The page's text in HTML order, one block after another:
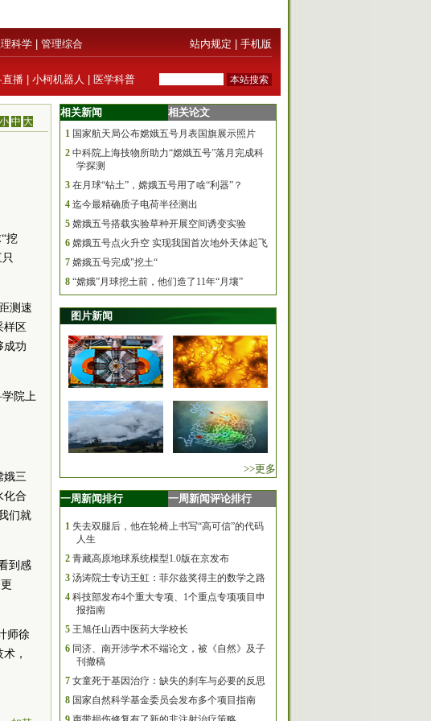
科学 管理综合 站内规定 手机版
直播 小柯机器人 医学科普
小 中 大
挖
测速
样区
成功
学院上
娥三
化合
们就
到感
师徐
，
相关新闻 相关论文
1 国家航天局公布嫦娥五号月表国旗展示照片
2 中科院上海技物所助力“嫦娥五号”落月完成科
学探测
3 在月球“钻土”，嫦娥五号用了啥“利器”？
4 迄今最精确质子电荷半径测出
5 嫦娥五号搭载实验草种开展空间诱变实验
6 嫦娥五号点火升空 实现我国首次地外天体起飞
7 嫦娥五号完成"挖土“
8 “嫦娥”月球挖土前，他们造了11年“月壤”
图片新闻
>>更多
一周新闻排行 一周新闻评论排行
1 失去双腿后，他在轮椅上书写“高可信”的代码
人生
2 青藏高原地球系统模型1.0版在京发布
3 汤涛院士专访王虹：菲尔兹奖得主的数学之路
4 科技部发布4个重大专项、1个重点专项项目申
报指南
5 王旭任山西中医药大学校长
6 同济、南开涉学术不端论文，被《自然》及子
刊撤稿
7 女童死于基因治疗：缺失的刹车与必要的反思
8 国家自然科学基金委员会发布多个项目指南